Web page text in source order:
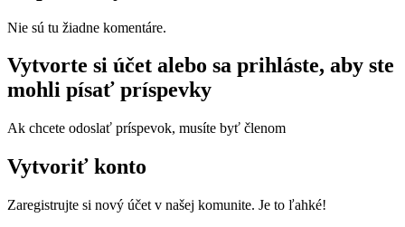
Nie sú tu žiadne komentáre.
Vytvorte si účet alebo sa prihláste, aby ste
mohli písať príspevky
Ak chcete odoslať príspevok, musíte byť členom
Vytvoriť konto
Zaregistrujte si nový účet v našej komunite. Je to ľahké!